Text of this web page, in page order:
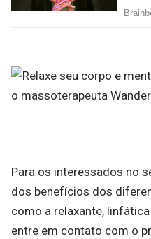
Para os interessados no
dos benefícios dos
como a relaxante,
entre em contato com o